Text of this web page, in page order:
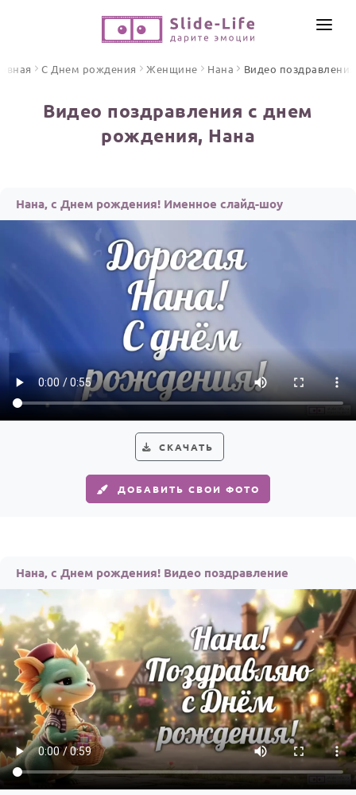
ПО ФОРМАТУ
Открытки
Стихи и тексты
С Днем рождения
Свадьба
Годовщина свадьбы
Календарь праздников
Женщине
Мужчине
Детям
Все родственники
ПЕРСОНАЛЬНЫЕ
Пожелания
По именам
По годам
ИНСТРУМЕНТЫ
ОТЗЫВЫ
С Днем рождения Женщине Нана Видео поздравления
Видео поздравления с днем
рождения, Нана
Нана, с Днем рождения! Именное слайд-шоу
СКАЧАТЬ
ДОБАВИТЬ СВОИ ФОТО
Нана, с Днем рождения! Видео поздравление